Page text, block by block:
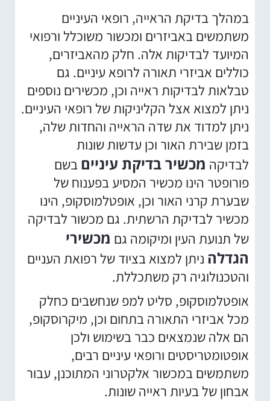
במהלך בדיקת הראייה, רופאי העיניים
משתמשים באביזרים ומכשור משוכלל ורפואי
המיועד לבדיקות אלה. חלק מהאביזרים,
כוללים אביזרי תאורה לרופא עיניים. גם
טבלאות לבדיקות ראייה וכן, מכשירים נוספים
ניתן למצוא אצל הקליניקות של רופאי העיניים.
ניתן למדוד את שדה הראייה והחדות שלה,
בזמן שבירת האור וכן עדשות שונות
לבדיקה מכשיר בדיקת עיניים בשם
פורופטר הינו מכשיר המסיע בפענוח של
שבערת קרני האור וכן, אופטלמוסקופ, הינו
מכשיר לבדיקת הרשתית. גם מכשור לבדיקה
של תנועת העין ומיקומה גם מכשירי
הגדלה ניתן למצוא בציוד של רפואת העניים
והטכנולוגיה רק משתכללת.
אופטלמוסקופ, סליט למפ שנחשבים כחלק
מכל אביזרי התאורה בתחום וכן, מיקרוסקופ,
הם אלה שנמצאים כבר בשימוש ולכן
אופטומטריסטים ורופאי עיניים רבים,
משתמשים במכשור אלקטרוני המתוכנן, עבור
אבחון של בעיות ראייה שונות.